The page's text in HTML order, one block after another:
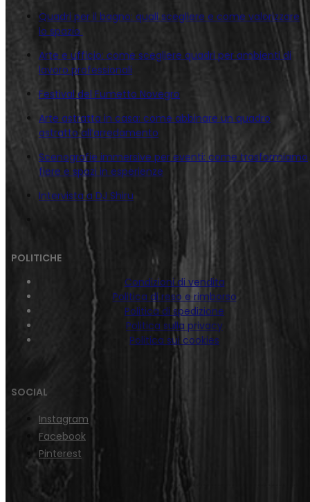
Quadri per il bagno: quali scegliere e come valorizzare
lo spazio
Arte e ufficio: come scegliere quadri per ambienti di
lavoro professionali
Festival del Fumetto Novegro
Arte astratta in casa: come abbinare un quadro
astratto all’arredamento
Scenografie immersive per eventi: come trasformiamo
fiere e spazi in esperienze
Intervista a DJ Shiru
POLITICHE
Condizioni di vendita
Politica di reso e rimborso
Politica di spedizione
Politica sulla privacy
Politica sui cookies
SOCIAL
Instagram
Facebook
Pinterest